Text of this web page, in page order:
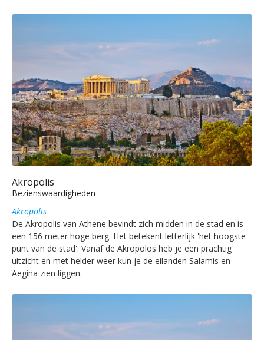
Akropolis
Bezienswaardigheden
Akropolis
De Akropolis van Athene bevindt zich midden in de stad en is
een 156 meter hoge berg. Het betekent letterlijk 'het hoogste
punt van de stad'. Vanaf de Akropolos heb je een prachtig
uitzicht en met helder weer kun je de eilanden Salamis en
Aegina zien liggen.